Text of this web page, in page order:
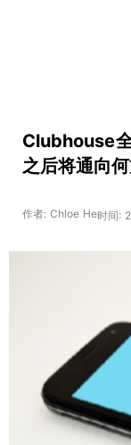
Clubhouse
之后将通向
作者: Chloe He时间: